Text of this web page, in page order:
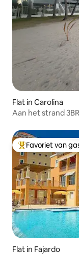
Flat in Carolina
Aan het strand
Topfavoriet van
Favoriet van
Flat in Fajardo